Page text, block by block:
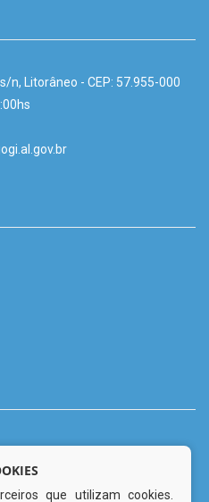
n, Litorâneo - CEP: 57.955-000
(e-SIC)que utilizam cookies.